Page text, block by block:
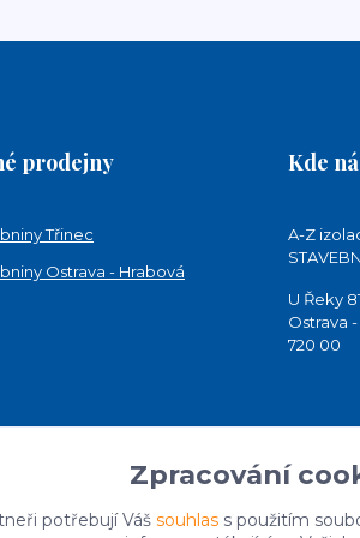
prodejny
Třinec
Ostrava - Hrabová
Kde
A-Z
U Řeky
Ostrava
720 00
Zpracování
potřebují Váš souhlass použitím